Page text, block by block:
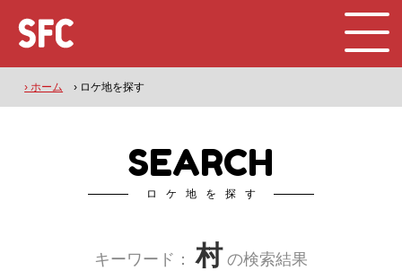
› ホーム › ロケ地を探す
SEARCH
ロケ地を探す
キーワード：村 の検索結果